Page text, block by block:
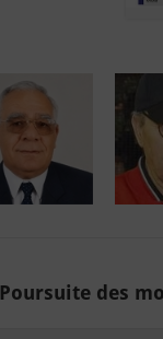
Poursuite des